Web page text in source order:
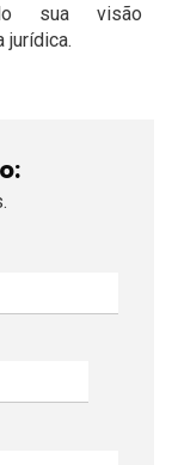
sua visão
jurídica.